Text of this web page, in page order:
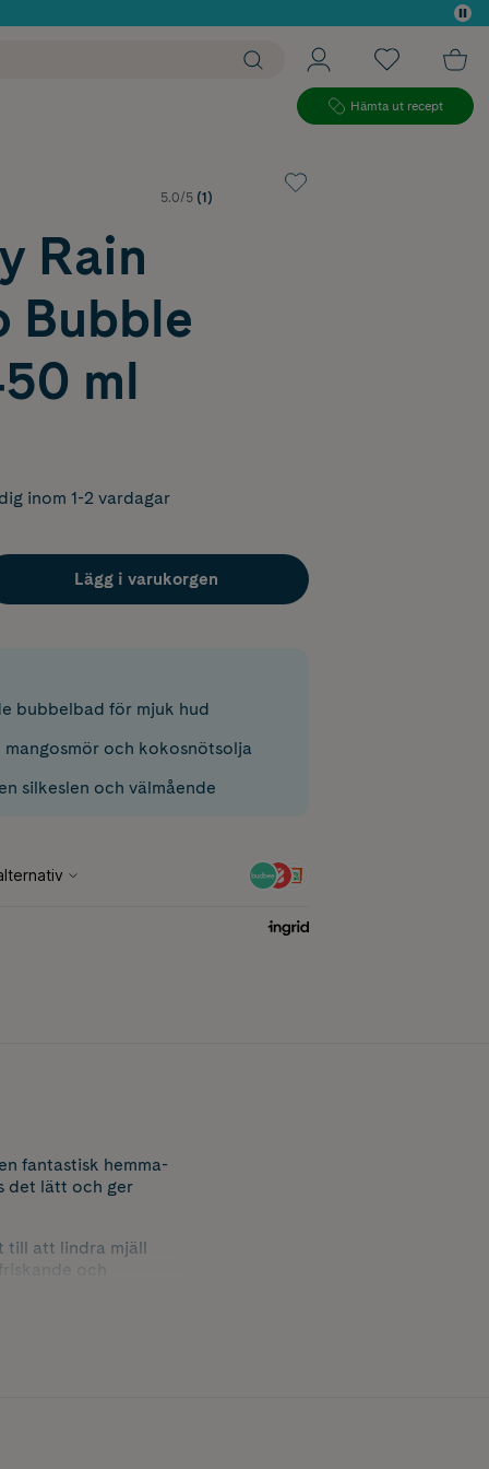
Hämta ut recept
5.0/5 (1)
Rain
Bubble
ml
inom 1-2 vardagar
Lägg i varukorgen
bubbelbad för mjuk hud
och kokosnötsolja
silkeslen och välmående
fantastisk hemma-
det lätt och ger
till att lindra mjäll
och